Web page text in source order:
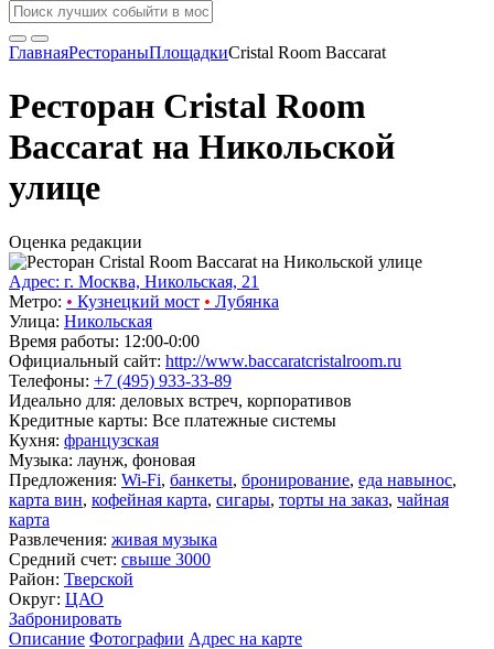
ГлавнаяРестораныПлощадкиCristal Room Baccarat
Ресторан Cristal Room
Baccarat на Никольской
улице
Оценка редакции
Адрес: г. Москва, Никольская, 21
Метро: • Кузнецкий мост • Лубянка
Улица: Никольская
Время работы: 12:00-0:00
Официальный сайт: http://www.baccaratcristalroom.ru
Телефоны: +7 (495) 933-33-89
Идеально для: деловых встреч, корпоративов
Кредитные карты: Все платежные системы
Кухня: французская
Музыка: лаунж, фоновая
Предложения: Wi-Fi, банкеты, бронирование, еда навынос,
карта вин, кофейная карта, сигары, торты на заказ, чайная
карта
Развлечения: живая музыка
Средний счет: свыше 3000
Район: Тверской
Округ: ЦАО
Забронировать
Описание Фотографии Адрес на карте